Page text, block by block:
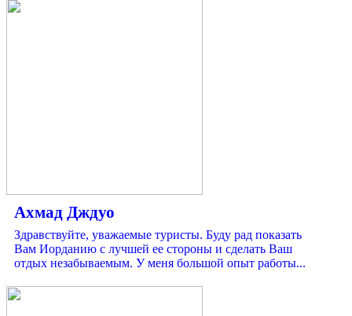
Ахмад Дждуо
Здравствуйте, уважаемые туристы. Буду рад показать
Вам Иорданию с лучшей ее стороны и сделать Ваш
отдых незабываемым. У меня большой опыт работы...